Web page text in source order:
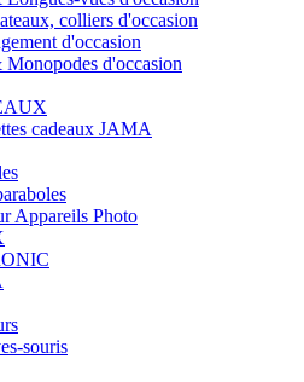
colliers d'occasion
d'occasion
Monopodes d'occasion
cadeaux JAMA
Appareils Photo
souris